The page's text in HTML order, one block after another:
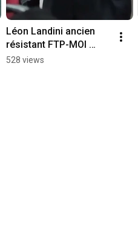
Léon Landini ancien
résistant FTP-MOI
explique pourquoi il a
528 views